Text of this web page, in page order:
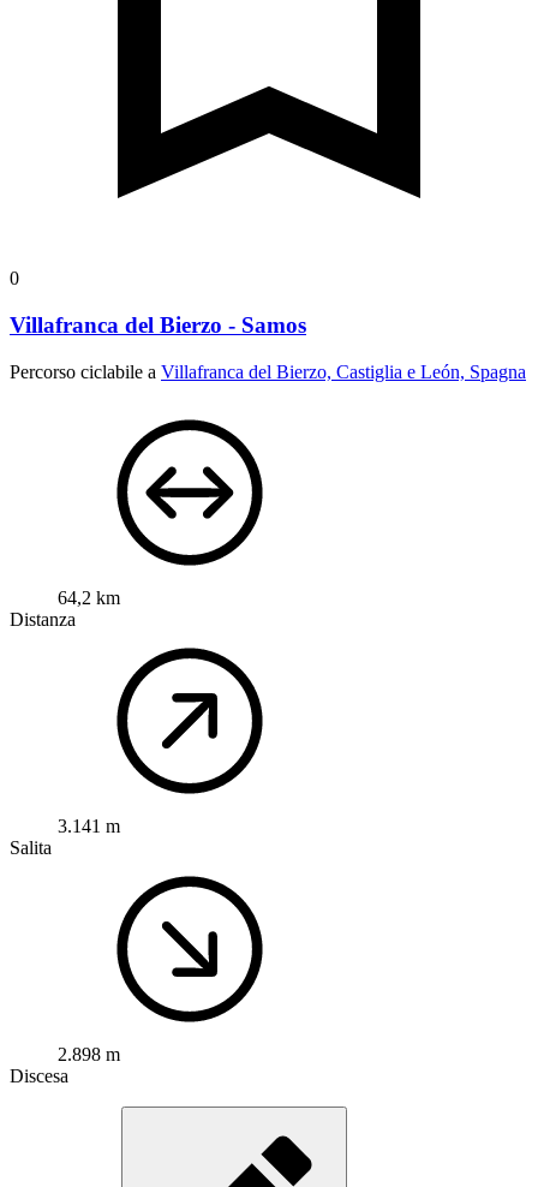
0
Villafranca del Bierzo - Samos
Percorso ciclabile a Villafranca del Bierzo, Castiglia e León, Spagna
64,2 km
Distanza
3.141 m
Salita
2.898 m
Discesa